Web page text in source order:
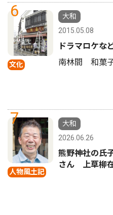
6
文化
大和
2015.05.08
ドラマロケな
南林間 和菓
7
人物風土記
大和
2026.06.26
熊野神社の氏
さん 上草柳